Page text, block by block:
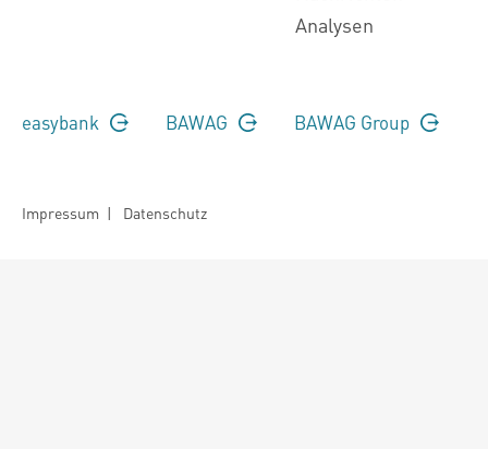
Analysen
easybank BAWAG BAWAG Group
Impressum | Datenschutz